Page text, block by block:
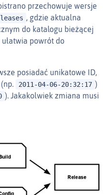
przechowuje wersje
, gdzie aktualna
do katalogu bieżącej
ułatwia powrót do
posiadać unikatowe ID,
2011-04-06-20:32:17 )
). Jakakolwiek zmiana musi